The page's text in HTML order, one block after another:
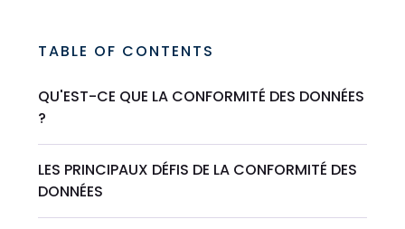
TABLE OF CONTENTS
QU'EST-CE QUE LA CONFORMITÉ DES DONNÉES
?
LES PRINCIPAUX DÉFIS DE LA CONFORMITÉ DES
DONNÉES